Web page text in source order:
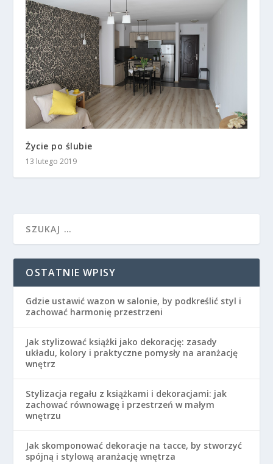
Życie po ślubie
13 lutego 2019
OSTATNIE WPISY
Gdzie ustawić wazon w salonie, by podkreślić styl i
zachować harmonię przestrzeni
Jak stylizować książki jako dekorację: zasady
układu, kolory i praktyczne pomysły na aranżację
wnętrz
Stylizacja regału z książkami i dekoracjami: jak
zachować równowagę i przestrzeń w małym
wnętrzu
Jak skomponować dekoracje na tacce, by stworzyć
spójną i stylową aranżację wnętrza